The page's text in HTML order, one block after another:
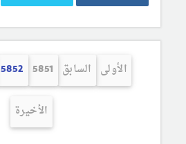
الأولى السابق 5851
5852
الأخيرة